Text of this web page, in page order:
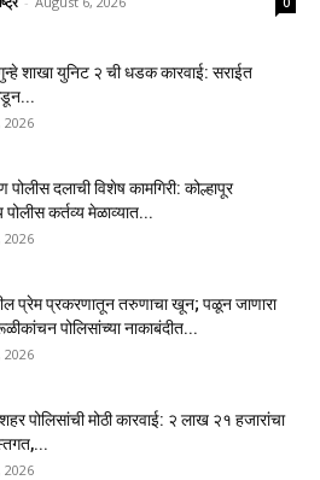
शाखा युनिट २ ची धडक कारवाई: सराईत
2026
पोलीस दलाची विशेष कामगिरी: कोल्हापूर
पोलीस कर्तव्य मेळाव्यात...
2026
प्रेम प्रकरणातून तरुणाचा खून; पळून जाणारा
पोलिसांच्या नाकाबंदीत...
2026
पोलिसांची मोठी कारवाई: २ लाख २१ हजारांचा
2026